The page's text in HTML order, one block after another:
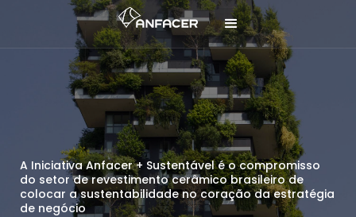
A Iniciativa Anfacer + Sustentável é o compromisso
do setor de revestimento cerâmico brasileiro de
colocar a sustentabilidade no coração da estratégia
de negócio